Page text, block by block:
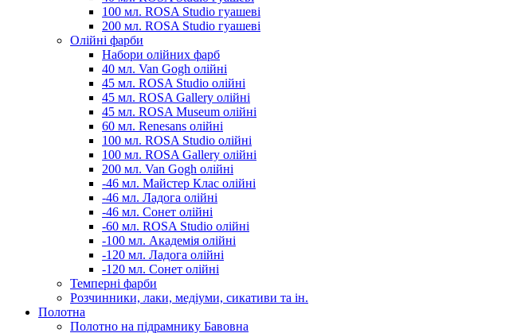
100 мл. ROSA Studio гуашеві
200 мл. ROSA Studio гуашеві
Олійні фарби
Набори олійних фарб
40 мл. Van Gogh олійні
45 мл. ROSA Studio олійні
45 мл. ROSA Gallery олійні
45 мл. ROSA Museum олійні
60 мл. Renesans олійні
100 мл. ROSA Studio олійні
100 мл. ROSA Gallery олійні
200 мл. Van Gogh олійні
-46 мл. Майстер Клас олійні
-46 мл. Ладога олійні
-46 мл. Сонет олійні
-60 мл. ROSA Studio олійні
-100 мл. Академія олійні
-120 мл. Ладога олійні
-120 мл. Сонет олійні
Темперні фарби
Розчинники, лаки, медіуми, сикативи та ін.
Полотна
Полотно на підрамнику Бавовна